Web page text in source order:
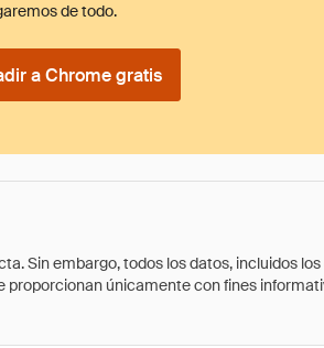
de todo.
a Chrome gratis
Sin embargo, todos los datos, incluidos
únicamente con fines